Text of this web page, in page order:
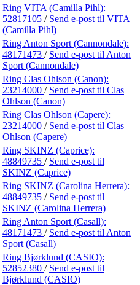
Ring VITA (Camilla Pihl):
52817105 / Send e-post til VITA
(Camilla Pihl)
Ring Anton Sport (Cannondale):
48171473 / Send e-post til Anton
Sport (Cannondale)
Ring Clas Ohlson (Canon):
23214000 / Send e-post til Clas
Ohlson (Canon)
Ring Clas Ohlson (Capere):
23214000 / Send e-post til Clas
Ohlson (Capere)
Ring SKINZ (Caprice):
48849735 / Send e-post til
SKINZ (Caprice)
Ring SKINZ (Carolina Herrera):
48849735 / Send e-post til
SKINZ (Carolina Herrera)
Ring Anton Sport (Casall):
48171473 / Send e-post til Anton
Sport (Casall)
Ring Bjørklund (CASIO):
52852380 / Send e-post til
Bjørklund (CASIO)